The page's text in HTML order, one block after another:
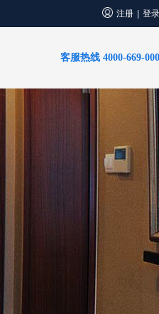
注册 登录
客服热线 4000-669-000